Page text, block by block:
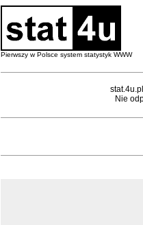
Pierwszy w Polsce system statystyk WWW
Nie